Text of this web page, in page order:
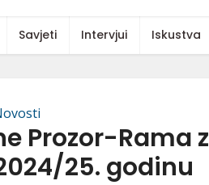
Savjeti Intervjui Iskustva
Prozor-Rama
25. godinu